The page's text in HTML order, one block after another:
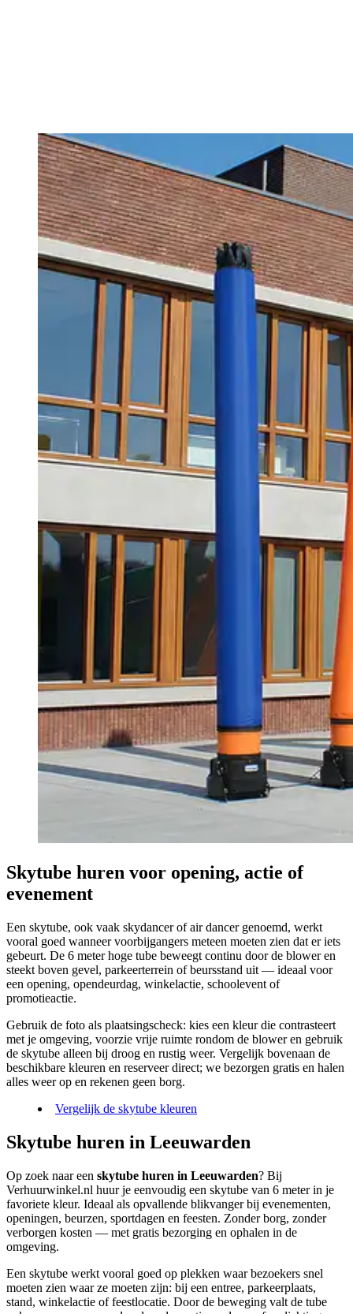
Skytube huren voor opening, actie of
evenement
Een skytube, ook vaak skydancer of air dancer genoemd, werkt
vooral goed wanneer voorbijgangers meteen moeten zien dat er iets
gebeurt. De 6 meter hoge tube beweegt continu door de blower en
steekt boven gevel, parkeerterrein of beursstand uit — ideaal voor
een opening, opendeurdag, winkelactie, schoolevent of
promotieactie.
Gebruik de foto als plaatsingscheck: kies een kleur die contrasteert
met je omgeving, voorzie vrije ruimte rondom de blower en gebruik
de skytube alleen bij droog en rustig weer. Vergelijk bovenaan de
beschikbare kleuren en reserveer direct; we bezorgen gratis en halen
alles weer op en rekenen geen borg.
Vergelijk de skytube kleuren
Skytube huren in Leeuwarden
Op zoek naar een skytube huren in Leeuwarden? Bij
Verhuurwinkel.nl huur je eenvoudig een skytube van 6 meter in je
favoriete kleur. Ideaal als opvallende blikvanger bij evenementen,
openingen, beurzen, sportdagen en feesten. Zonder borg, zonder
verborgen kosten — met gratis bezorging en ophalen in de
omgeving.
Een skytube werkt vooral goed op plekken waar bezoekers snel
moeten zien waar ze moeten zijn: bij een entree, parkeerplaats,
stand, winkelactie of feestlocatie. Door de beweging valt de tube